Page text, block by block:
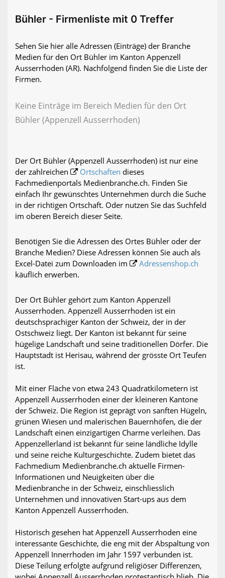
Bühler - Firmenliste mit 0 Treffer
Sehen Sie hier alle Adressen (Einträge) der Branche
Medien für den Ort Bühler im Kanton Appenzell
Ausserrhoden (AR). Nachfolgend finden Sie die Liste der
Firmen.
Keine Einträge im Bereich Medien für den Ort
Bühler (Appenzell Ausserrhoden)
Der Ort Bühler (Appenzell Ausserrhoden) ist nur eine
der zahlreichen
Ortschaften dieses
Fachmedienportals Medienbranche.ch. Finden Sie
einfach Ihr gewünschtes Unternehmen durch die Suche
in der richtigen Ortschaft. Oder nutzen Sie das Suchfeld
im oberen Bereich dieser Seite.
Benötigen Sie die Adressen des Ortes Bühler oder der
Branche Medien? Diese Adressen können Sie auch als
Excel-Datei zum Downloaden im
Adressenshop.ch
käuflich erwerben.
Der Ort Bühler gehört zum Kanton Appenzell
Ausserrhoden. Appenzell Ausserrhoden ist ein
deutschsprachiger Kanton der Schweiz, der in der
Ostschweiz liegt. Der Kanton ist bekannt für seine
hügelige Landschaft und seine traditionellen Dörfer. Die
Hauptstadt ist Herisau, während der grösste Ort Teufen
ist.
Mit einer Fläche von etwa 243 Quadratkilometern ist
Appenzell Ausserrhoden einer der kleineren Kantone
der Schweiz. Die Region ist geprägt von sanften Hügeln,
grünen Wiesen und malerischen Bauernhöfen, die der
Landschaft einen einzigartigen Charme verleihen. Das
Appenzellerland ist bekannt für seine ländliche Idylle
und seine reiche Kulturgeschichte. Zudem bietet das
Fachmedium Medienbranche.ch aktuelle Firmen-
Informationen und Neuigkeiten über die
Medienbranche in der Schweiz, einschliesslich
Unternehmen und innovativen Start-ups aus dem
Kanton Appenzell Ausserrhoden.
Historisch gesehen hat Appenzell Ausserrhoden eine
interessante Geschichte, die eng mit der Abspaltung von
Appenzell Innerrhoden im Jahr 1597 verbunden ist.
Diese Teilung erfolgte aufgrund religiöser Differenzen,